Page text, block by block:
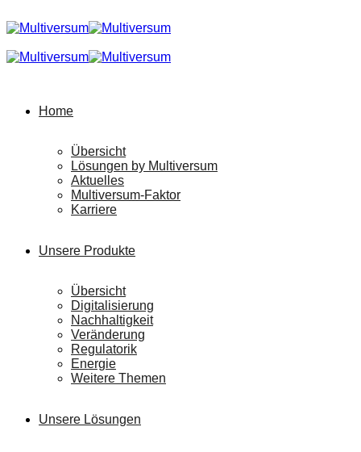
Home
Übersicht
Lösungen by Multiversum
Aktuelles
Multiversum-Faktor
Karriere
Unsere Produkte
Übersicht
Digitalisierung
Nachhaltigkeit
Veränderung
Regulatorik
Energie
Weitere Themen
Unsere Lösungen